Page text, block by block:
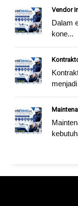
Vendor
Dalam
kone...